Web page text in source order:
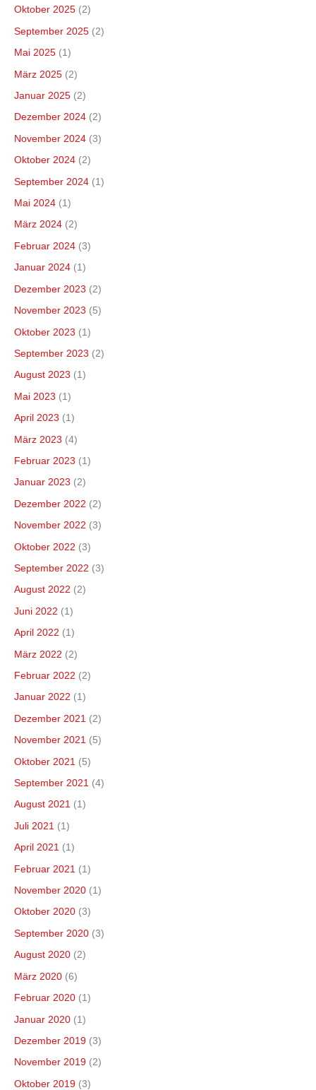
Oktober 2025 (2)
September 2025 (2)
Mai 2025 (1)
März 2025 (2)
Januar 2025 (2)
Dezember 2024 (2)
November 2024 (3)
Oktober 2024 (2)
September 2024 (1)
Mai 2024 (1)
März 2024 (2)
Februar 2024 (3)
Januar 2024 (1)
Dezember 2023 (2)
November 2023 (5)
Oktober 2023 (1)
September 2023 (2)
August 2023 (1)
Mai 2023 (1)
April 2023 (1)
März 2023 (4)
Februar 2023 (1)
Januar 2023 (2)
Dezember 2022 (2)
November 2022 (3)
Oktober 2022 (3)
September 2022 (3)
August 2022 (2)
Juni 2022 (1)
April 2022 (1)
März 2022 (2)
Februar 2022 (2)
Januar 2022 (1)
Dezember 2021 (2)
November 2021 (5)
Oktober 2021 (5)
September 2021 (4)
August 2021 (1)
Juli 2021 (1)
April 2021 (1)
Februar 2021 (1)
November 2020 (1)
Oktober 2020 (3)
September 2020 (3)
August 2020 (2)
März 2020 (6)
Februar 2020 (1)
Januar 2020 (1)
Dezember 2019 (3)
November 2019 (2)
Oktober 2019 (3)